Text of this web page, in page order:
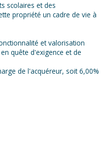
scolaires et des
propriété un cadre de vie à
et valorisation
quête d'exigence et de
de l'acquéreur, soit 6,00%